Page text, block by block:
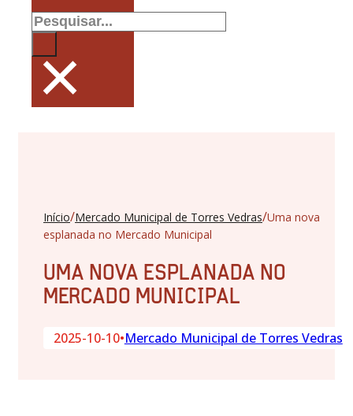
Pesquisar
×
Início/Mercado Municipal de Torres Vedras/Uma nova
esplanada no Mercado Municipal
UMA NOVA ESPLANADA NO
MERCADO MUNICIPAL
2025-10-10•Mercado Municipal de Torres Vedras